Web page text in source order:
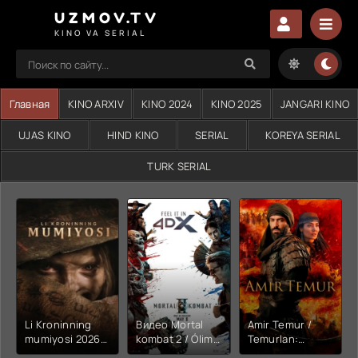
UZMOV.TV
KINO VA SERIAL
Главная KINO ARXIV KINO 2024 KINO 2025 JANGARI KINO
UJAS KINO HIND KINO SERIAL KOREYA SERIAL
TURK SERIAL
Li Kroninning
mumiyosi 2026
(uzbek tilida
Видео Mortal
kombat 2 / Ólim
jangi 2 (2026)
Amir Temur /
Temurlan:
Fathchining